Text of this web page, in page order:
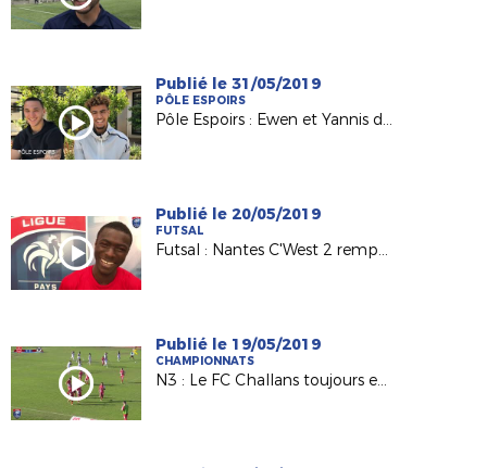
Publié le 31/05/2019
PÔLE ESPOIRS
Pôle Espoirs : Ewen et Yannis de retour aux sources
Publié le 20/05/2019
FUTSAL
Futsal : Nantes C'West 2 remporte la Coupe régionale 2019 !
Publié le 19/05/2019
CHAMPIONNATS
N3 : Le FC Challans toujours en tête !